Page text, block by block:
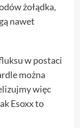
żołądka,
nawet
w postaci
można
więc
Esoxx to